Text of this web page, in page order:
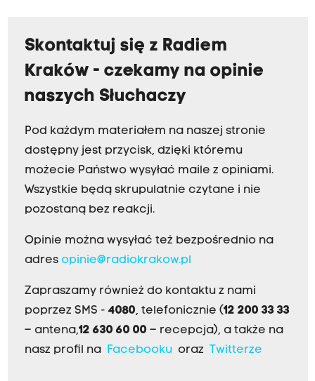
Skontaktuj się z Radiem
Kraków - czekamy na opinie
naszych Słuchaczy
Pod każdym materiałem na naszej stronie
dostępny jest przycisk, dzięki któremu
możecie Państwo wysyłać maile z opiniami.
Wszystkie będą skrupulatnie czytane i nie
pozostaną bez reakcji.
Opinie można wysyłać też bezpośrednio na
adres opinie@radiokrakow.pl
Zapraszamy również do kontaktu z nami
poprzez SMS - 4080, telefonicznie (12 200 33 33
– antena,12 630 60 00 – recepcja), a także na
nasz profil na
Facebookuoraz Twitterze